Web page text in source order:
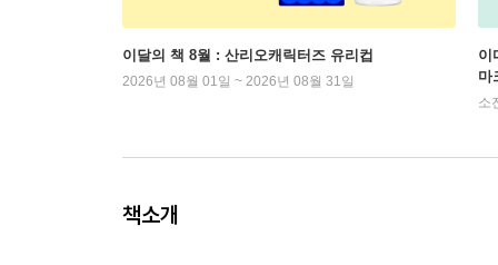
이달의 책 8월 : 산리오캐릭터즈 유리컵
2026년 08월 01일 ~ 2026년 08월 31일
이
마
소
책소개